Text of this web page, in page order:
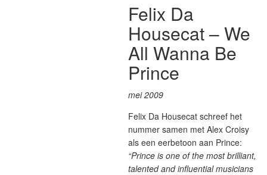
Felix Da
Housecat – We
All Wanna Be
Prince
mei 2009
Felix Da Housecat schreef het
nummer samen met Alex Croisy
als een eerbetoon aan Prince:
“Prince is one of the most brilliant,
talented and influential musicians